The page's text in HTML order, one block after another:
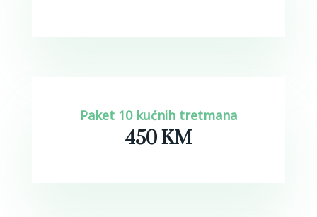
Paket 10 kućnih tretmana
450 KM